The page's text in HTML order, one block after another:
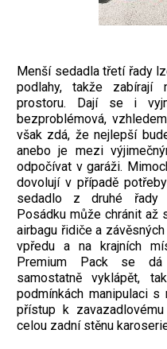
Menší sedadla třetí řady
podlahy, takže zabírají
prostoru. Dají se i
bezproblémová,
však zdá, že nejlepší
anebo je mezi
odpočívat v garáži.
dovolují v případě
sedadlo z druhé řady
Posádku může chránit až
airbagu řidiče a
vpředu a na krajních
Premium Pack se dá
samostatně vyklápět,
podmínkách manipulaci s
přístup k
celou zadní stěnu